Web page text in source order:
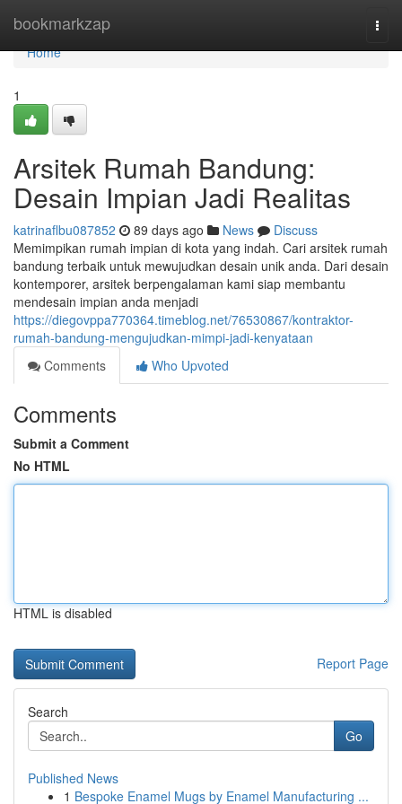
bookmarkzap
Home
Home
1
Arsitek Rumah Bandung:
Desain Impian Jadi Realitas
katrinaflbu087852 89 days ago News
Discuss
Memimpikan rumah impian di kota yang indah. Cari arsitek rumah
bandung terbaik untuk mewujudkan desain unik anda. Dari desain
kontemporer, arsitek berpengalaman kami siap membantu
mendesain impian anda menjadi
https://diegovppa770364.timeblog.net/76530867/kontraktor-
rumah-bandung-mengujudkan-mimpi-jadi-kenyataan
Comments
Who Upvoted
Comments
Submit a Comment
No HTML
HTML is disabled
Report Page
Search
Go
Published News
1 Bespoke Enamel Mugs by Enamel Manufacturing ...